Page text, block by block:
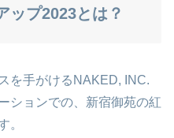
ップ2023とは？
を手がけるNAKED, INC.
ションでの、新宿御苑の紅
。